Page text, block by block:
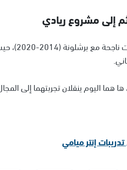
إلى مشروع ريادي
هما اليوم ينقلان تجربتهما إلى
إنتر ميامي